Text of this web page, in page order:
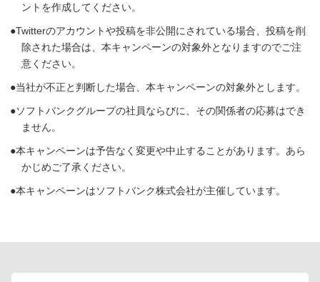
ントを作成してください。
Twitterのアカウントや投稿を非公開にされている場合、投稿を削
除された場合は、本キャンペーンの対象外となりますのでご注
意ください。
当社が不正と判断した場合、本キャンペーンの対象外とします。
ソフトバンクグループの社員ならびに、その関係者の応募はでき
ません。
本キャンペーンは予告なく変更や中止することがあります。あら
かじめご了承ください。
本キャンペーンはソフトバンク株式会社が主催しています。